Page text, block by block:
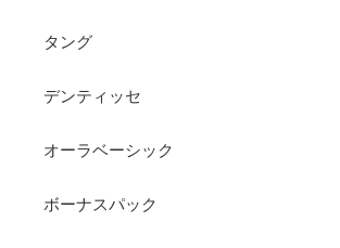
タング
デンティッセ
オーラベーシック
ボーナスパック